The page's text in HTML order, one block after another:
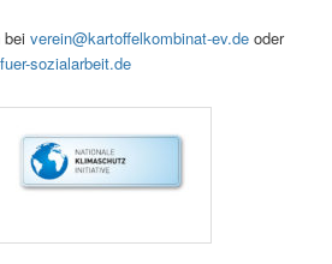
beiverein@kartoffelkombinat-ev.de oder
sozialarbeit.de